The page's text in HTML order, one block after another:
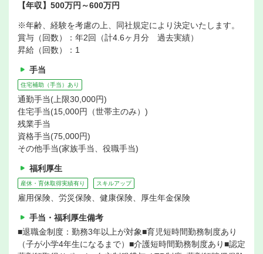
【年収】500万円～600万円
※年齢、経験を考慮の上、同社規定により決定いたします。
賞与（回数）：年2回（計4.6ヶ月分 過去実績）
昇給（回数）：1
手当
住宅補助（手当）あり
通勤手当(上限30,000円)
住宅手当(15,000円（世帯主のみ）)
残業手当
資格手当(75,000円)
その他手当(家族手当、役職手当)
福利厚生
産休・育休取得実績有り スキルアップ
雇用保険、労災保険、健康保険、厚生年金保険
手当・福利厚生備考
■退職金制度：勤務3年以上が対象■育児短時間勤務制度あり
（子が小学4年生になるまで）■介護短時間勤務制度あり■認定